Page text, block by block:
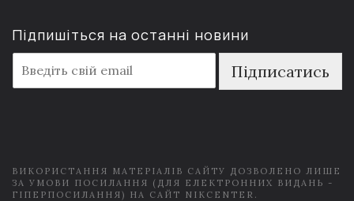
Підпишіться на останні новини
m
a
Підписатись
ВИКОРИСТАННЯ МАТЕРІАЛІВ САЙТУ ДОЗВОЛЕНО ЛИШЕ
ЗА УМОВИ ПОСИЛАННЯ (ДЛЯ ЕЛЕКТРОННИХ ВИДАНЬ -
ГІПЕРПОСИЛАННЯ) НА САЙТ NIKCENTER.